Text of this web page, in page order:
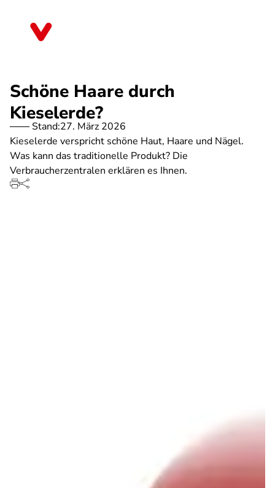
Schöne Haare durch
Kieselerde?
Stand:27. März 2026
Kieselerde verspricht schöne Haut, Haare und Nägel.
Was kann das traditionelle Produkt? Die
Verbraucherzentralen erklären es Ihnen.